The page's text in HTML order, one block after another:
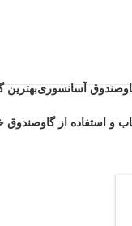
آسانسوریبهترین